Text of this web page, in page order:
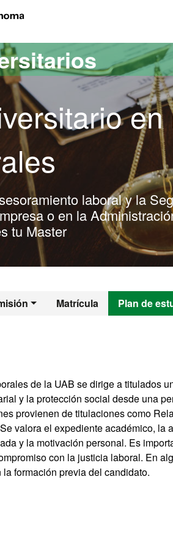
laboral y la
o en la
tu Master
Matrícula Plan de
-
de la UAB se dirige a titulados
y la protección social desde una
provienen de titulaciones como
valora el expediente académico, la
y la motivación personal. Es
con la justicia laboral. En
formación previa del candidato.